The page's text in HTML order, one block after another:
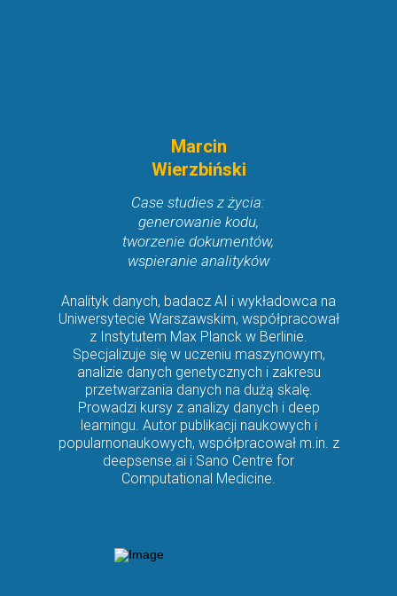
Marcin
Wierzbiński
Analityk danych, badacz AI i wykładowca na
Uniwersytecie Warszawskim, współpracował
z Instytutem Max Planck w Berlinie.
Specjalizuje się w uczeniu maszynowym,
analizie danych genetycznych i zakresu
przetwarzania danych na dużą skalę.
Prowadzi kursy z analizy danych i deep
learningu. Autor publikacji naukowych i
popularnonaukowych, współpracował m.in. z
deepsense.ai i Sano Centre for
Computational Medicine.
Case studies z życia:
generowanie kodu,
tworzenie dokumentów,
wspieranie analityków